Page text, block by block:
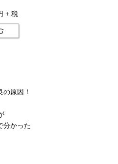
+ 税
の原因！
分かった